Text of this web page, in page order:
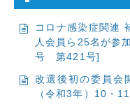
東京都との取組
協力会社の皆様へ
コロナ感染症関連
人会員ら25名が参加
号 第421号]
改選後初の委員会
（令和3年）10・